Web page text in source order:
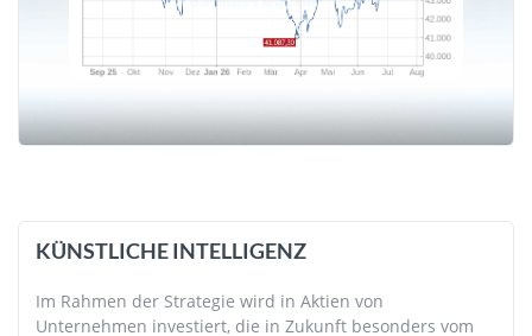
KÜNSTLICHE INTELLIGENZ
Im Rahmen der Strategie wird in Aktien von
Unternehmen investiert, die in Zukunft besonders vom